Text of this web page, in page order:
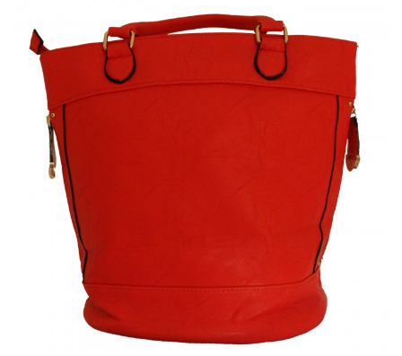
corail avec détails dorés et
belle doublure